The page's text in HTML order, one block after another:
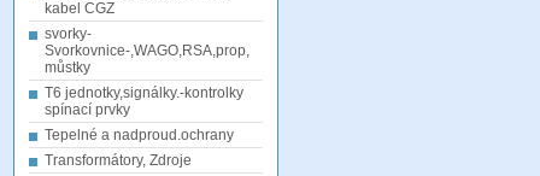
kabel CGZ
svorky-
Svorkovnice-,WAGO,RSA,prop,
můstky
T6 jednotky,signálky.-kontrolky
spínací prvky
Tepelné a nadproud.ochrany
Transformátory, Zdroje